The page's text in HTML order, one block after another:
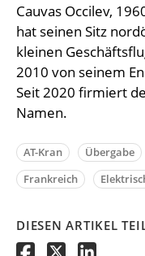
Cauvas Occilev,
hat seinen Sitz
kleinen
2010 von seinem
Seit 2020 firmiert
Namen.
AT-Kran Übergabe
Frankreich
DIESEN ARTIKEL